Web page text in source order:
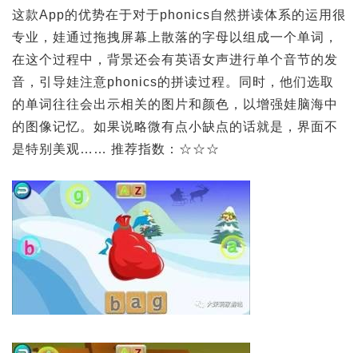
这款App的优势在于对于phonics自然拼读体系的运用很
专业，娃通过拖拽屏幕上散落的字母以组成一个单词，
在这个过程中，背景还会有英语女声进行单个音节的发
音，引导娃注意phonics的拼读过程。同时，他们选取
的单词往往会出示相关的图片和颜色，以增强娃脑海中
的图像记忆。如果说略微有点小缺点的话就是，界面不
是特别美观…… 推荐指数：☆☆☆